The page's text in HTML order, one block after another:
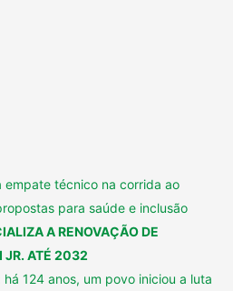
empate técnico na corrida ao
para saúde e inclusão
A RENOVAÇÃO DE
JR. ATÉ 2032
há 124 anos, um povo iniciou a luta